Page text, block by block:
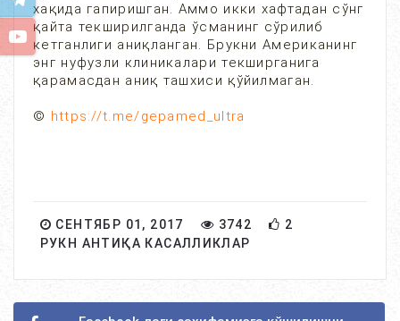
хақида гапиришган. Аммо икки хафтадан сўнг
қайта текширилганда ўсманинг сўрилиб
кетганлиги аниқланган. Брукни Американинг
энг нуфузли клиникалари текширганига
қарамасдан аниқ ташхиси қўйилмаган.
© https://t.me/gepamed_ultra
СЕНТЯБР 01, 2017 3742
2
РУКН АНТИҚА КАСАЛЛИКЛАР